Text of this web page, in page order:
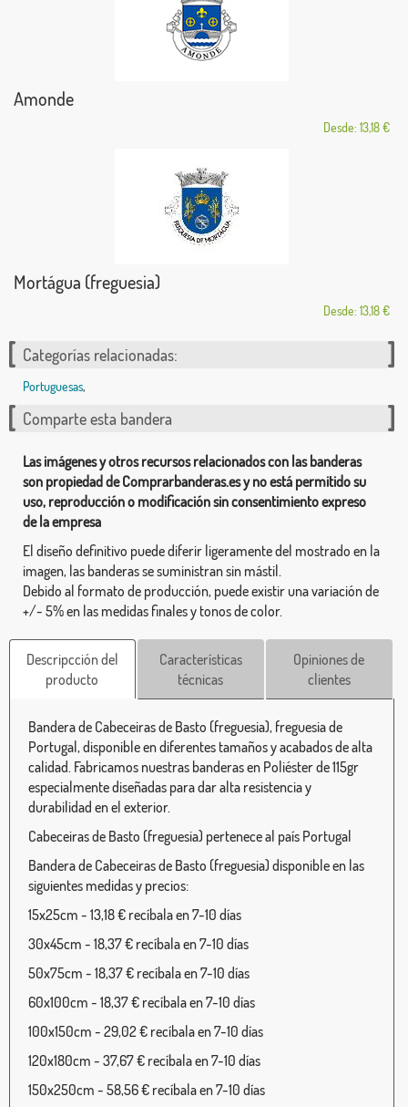
Amonde
Desde: 13,18 €
Mortágua (freguesia)
Desde: 13,18 €
Categorías relacionadas:
Portuguesas,
Comparte esta bandera
Las imágenes y otros recursos relacionados con las banderas
son propiedad de Comprarbanderas.es y no está permitido su
uso, reproducción o modificación sin consentimiento expreso
de la empresa
El diseño definitivo puede diferir ligeramente del mostrado en la
imagen, las banderas se suministran sin mástil.
Debido al formato de producción, puede existir una variación de
+/- 5% en las medidas finales y tonos de color.
Descripcción del
producto
Características
técnicas
Opiniones de
clientes
Bandera de Cabeceiras de Basto (freguesia), freguesia de
Portugal, disponible en diferentes tamaños y acabados de alta
calidad. Fabricamos nuestras banderas en Poliéster de 115gr
especialmente diseñadas para dar alta resistencia y
durabilidad en el exterior.
Cabeceiras de Basto (freguesia) pertenece al país Portugal
Bandera de Cabeceiras de Basto (freguesia) disponible en las
siguientes medidas y precios:
15x25cm - 13,18 € recíbala en 7-10 días
30x45cm - 18,37 € recíbala en 7-10 días
50x75cm - 18,37 € recíbala en 7-10 días
60x100cm - 18,37 € recíbala en 7-10 días
100x150cm - 29,02 € recíbala en 7-10 días
120x180cm - 37,67 € recíbala en 7-10 días
150x250cm - 58,56 € recíbala en 7-10 días